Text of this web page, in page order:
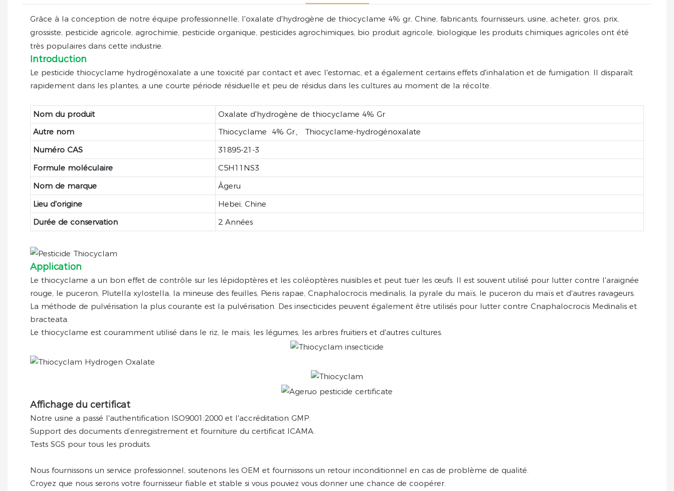
Grâce à la conception de notre équipe professionnelle, l'oxalate d'hydrogène de thiocyclame 4% gr, Chine, fabricants, fournisseurs, usine, acheter, gros, prix,
grossiste, pesticide agricole, agrochimie, pesticide organique, pesticides agrochimiques, bio produit agricole, biologique les produits chimiques agricoles ont été
très populaires dans cette industrie.
Introduction
Le pesticide thiocyclame hydrogénoxalate a une toxicité par contact et avec l'estomac, et a également certains effets d'inhalation et de fumigation. Il disparaît
rapidement dans les plantes, a une courte période résiduelle et peu de résidus dans les cultures au moment de la récolte.
Nom du produit
Oxalate d'hydrogène de thiocyclame 4% Gr
Autre nom
Thiocyclame 4% Gr、 Thiocyclame-hydrogénoxalate
Numéro CAS
31895-21-3
Formule moléculaire
C5H11NS3
Nom de marque
Âgeru
Lieu d'origine
Hebei, Chine
Durée de conservation
2 Années
Application
Le thiocyclame a un bon effet de contrôle sur les lépidoptères et les coléoptères nuisibles et peut tuer les œufs. Il est souvent utilisé pour lutter contre l'araignée
rouge, le puceron, Plutella xylostella, la mineuse des feuilles, Pieris rapae, Cnaphalocrocis medinalis, la pyrale du maïs, le puceron du maïs et d'autres ravageurs.
La méthode de pulvérisation la plus courante est la pulvérisation. Des insecticides peuvent également être utilisés pour lutter contre Cnaphalocrocis Medinalis et
bracteata.
Le thiocyclame est couramment utilisé dans le riz, le maïs, les légumes, les arbres fruitiers et d'autres cultures.
Affichage du certificat
Notre usine a passé l'authentification ISO9001:2000 et l'accréditation GMP.
Support des documents d’enregistrement et fourniture du certificat ICAMA.
Tests SGS pour tous les produits.
Nous fournissons un service professionnel, soutenons les OEM et fournissons un retour inconditionnel en cas de problème de qualité.
Croyez que nous serons votre fournisseur fiable et stable si vous pouviez vous donner une chance de coopérer.